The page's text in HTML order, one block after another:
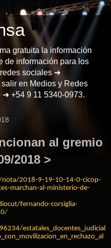
gratuita la información
de información para los
sociales ➜
en Medios y Redes
+54 9 11 5340-0973.
al gremio
2018 >
2018-9-19-10-14-0-cicop-
marchan-al-ministerio-de-
fernando-corsiglia-
estatales_docentes_judicial